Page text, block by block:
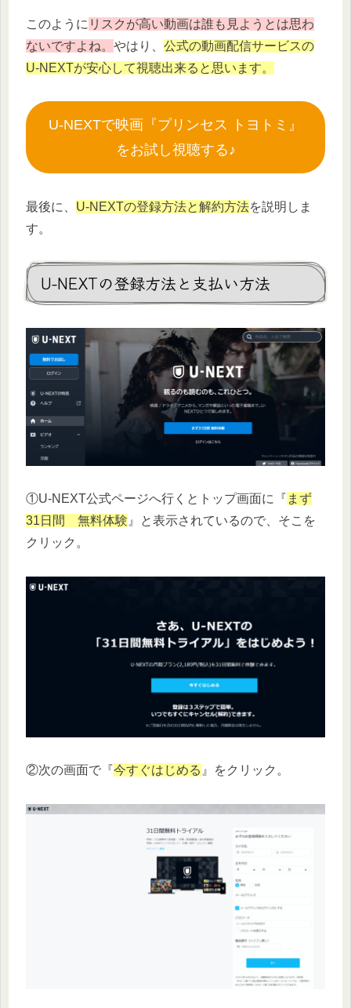
このように リスクが高い動画は誰も見ようとは思わ
ないですよね。 やはり、 公式の動画配信サービスの
U-NEXTが安心して視聴出来ると思います。
U-NEXTで映画『プリンセス トヨトミ』
をお試し視聴する♪
最後に、 U-NEXTの登録方法と解約方法を説明しま
す。
U-NEXTの登録方法と支払い方法
①U-NEXT公式ページへ行くとトップ画面に『 まず
31日間 無料体験 』と表示されているので、そこを
クリック。
②次の画面で『今すぐはじめる 』をクリック。